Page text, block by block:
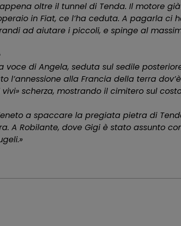
oltre il tunnel di Tenda. Il motore
in Fiat, ce l’ha ceduta. A pagarla ci
ad aiutare i piccoli, e spinge al
voce di Angela, seduta sul sedile
alla Francia della terra
scherza, mostrando il cimitero sul
a spaccare la pregiata pietra di
A Robilante, dove Gigi è stato assunto